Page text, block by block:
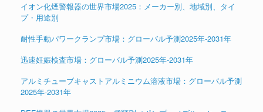
イオン化煙警報器の世界市場2025：メーカー別、地域別、タイ
プ・用途別
耐性手動パワークランプ市場：グローバル予測2025年-2031年
迅速妊娠検査市場：グローバル予測2025年-2031年
アルミチューブキャストアルミニウム溶液市場：グローバル予測
2025年-2031年